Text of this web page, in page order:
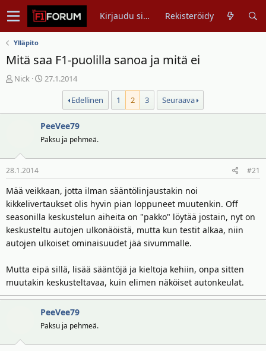
Kirjaudu sisään Rekisteröidy
Ylläpito
Mitä saa F1-puolilla sanoa ja mitä ei
V
s
e
t
j
u
n
a
l
o
t
t
Nick
A
i
t
u
p
v
ä
m
ä
ä
ä
27.1.2014
Edellinen
1 2 3 Seuraava
PeeVee79
Paksu ja pehmeä.
28.1.2014 #21
Mää veikkaan, jotta ilman sääntölinjaustakin noi
kikkelivertaukset olis hyvin pian loppuneet muutenkin. Off
seasonilla keskustelun aiheita on "pakko" löytää jostain, nyt on
keskusteltu autojen ulkonäöistä, mutta kun testit alkaa, niin
autojen ulkoiset ominaisuudet jää sivummalle.
Mutta eipä sillä, lisää sääntöjä ja kieltoja kehiin, onpa sitten
muutakin keskusteltavaa, kuin elimen näköiset autonkeulat.
PeeVee79
Paksu ja pehmeä.